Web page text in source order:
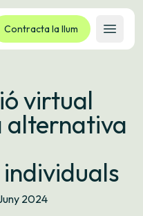
Contracta la llum
Obrir
virtual
alternativa
2024